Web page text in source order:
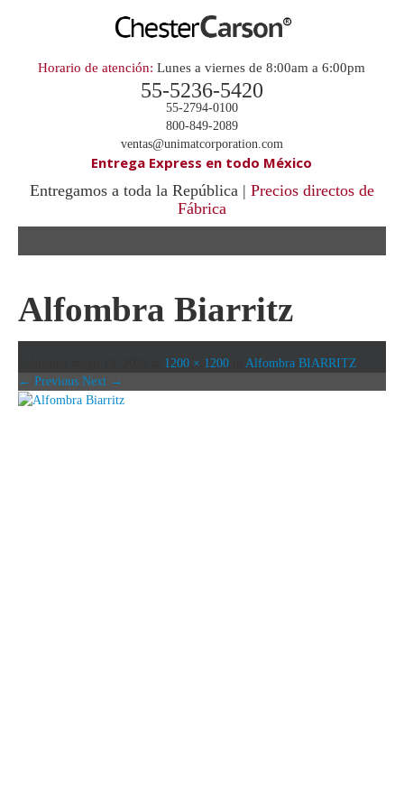
Horario de atención: Lunes a viernes de 8:00am a 6:00pm
55-5236-5420
55-2794-0100
800-849-2089
ventas@unimatcorporation.com
Entrega Express en todo México
Entregamos a toda la República | Precios directos de
Fábrica
Alfombra Biarritz
1200 × 1200 Alfombra BIARRITZ
← Previous Next →